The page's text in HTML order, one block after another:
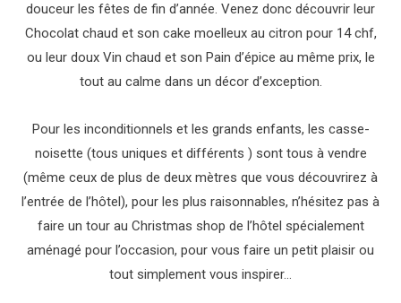
douceur les fêtes de fin d’année. Venez donc découvrir leur
Chocolat chaud et son cake moelleux au citron pour 14 chf,
ou leur doux Vin chaud et son Pain d’épice au même prix, le
tout au calme dans un décor d’exception.
Pour les inconditionnels et les grands enfants, les casse-
noisette (tous uniques et différents ) sont tous à vendre
(même ceux de plus de deux mètres que vous découvrirez à
l’entrée de l’hôtel), pour les plus raisonnables, n’hésitez pas à
faire un tour au Christmas shop de l’hôtel spécialement
aménagé pour l’occasion, pour vous faire un petit plaisir ou
tout simplement vous inspirer…